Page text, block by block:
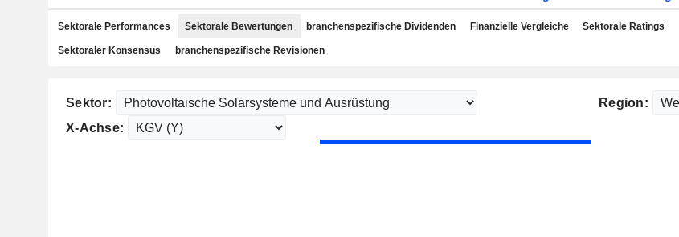
Sektorale Performances Sektorale Bewertungen branchenspezifische Dividenden Finanzielle Vergleiche Sektorale Ratings
Sektoraler Konsensus branchenspezifische Revisionen
Sektor:
Region:
X-Achse: